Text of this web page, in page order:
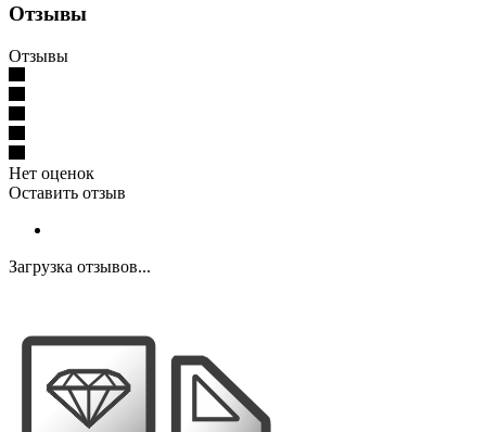
Отзывы
Отзывы
Нет оценок
Оставить отзыв
Загрузка отзывов...